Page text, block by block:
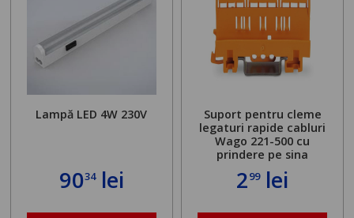
Lampă LED 4W 230V
9034lei
Suport pentru cleme
legaturi rapide cabluri
Wago 221-500 cu
prindere pe sina
299lei